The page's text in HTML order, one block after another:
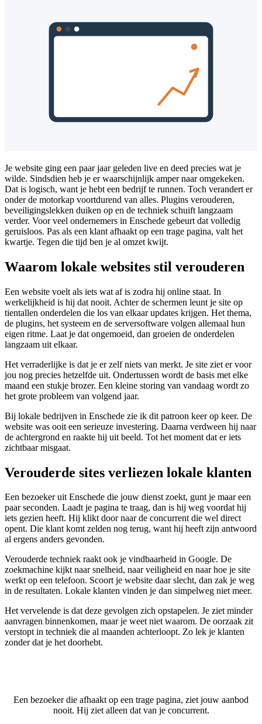
Je website ging een paar jaar geleden live en deed precies wat je
wilde. Sindsdien heb je er waarschijnlijk amper naar omgekeken.
Dat is logisch, want je hebt een bedrijf te runnen. Toch verandert er
onder de motorkap voortdurend van alles. Plugins verouderen,
beveiligingslekken duiken op en de techniek schuift langzaam
verder. Voor veel ondernemers in Enschede gebeurt dat volledig
geruisloos. Pas als een klant afhaakt op een trage pagina, valt het
kwartje. Tegen die tijd ben je al omzet kwijt.
Waarom lokale websites stil verouderen
Een website voelt als iets wat af is zodra hij online staat. In
werkelijkheid is hij dat nooit. Achter de schermen leunt je site op
tientallen onderdelen die los van elkaar updates krijgen. Het thema,
de plugins, het systeem en de serversoftware volgen allemaal hun
eigen ritme. Laat je dat ongemoeid, dan groeien de onderdelen
langzaam uit elkaar.
Het verraderlijke is dat je er zelf niets van merkt. Je site ziet er voor
jou nog precies hetzelfde uit. Ondertussen wordt de basis met elke
maand een stukje brozer. Een kleine storing van vandaag wordt zo
het grote probleem van volgend jaar.
Bij lokale bedrijven in Enschede zie ik dit patroon keer op keer. De
website was ooit een serieuze investering. Daarna verdween hij naar
de achtergrond en raakte hij uit beeld. Tot het moment dat er iets
zichtbaar misgaat.
Verouderde sites verliezen lokale klanten
Een bezoeker uit Enschede die jouw dienst zoekt, gunt je maar een
paar seconden. Laadt je pagina te traag, dan is hij weg voordat hij
iets gezien heeft. Hij klikt door naar de concurrent die wel direct
opent. Die klant komt zelden nog terug, want hij heeft zijn antwoord
al ergens anders gevonden.
Verouderde techniek raakt ook je vindbaarheid in Google. De
zoekmachine kijkt naar snelheid, naar veiligheid en naar hoe je site
werkt op een telefoon. Scoort je website daar slecht, dan zak je weg
in de resultaten. Lokale klanten vinden je dan simpelweg niet meer.
Het vervelende is dat deze gevolgen zich opstapelen. Je ziet minder
aanvragen binnenkomen, maar je weet niet waarom. De oorzaak zit
verstopt in techniek die al maanden achterloopt. Zo lek je klanten
zonder dat je het doorhebt.
Een bezoeker die afhaakt op een trage pagina, ziet jouw aanbod
nooit. Hij ziet alleen dat van je concurrent.